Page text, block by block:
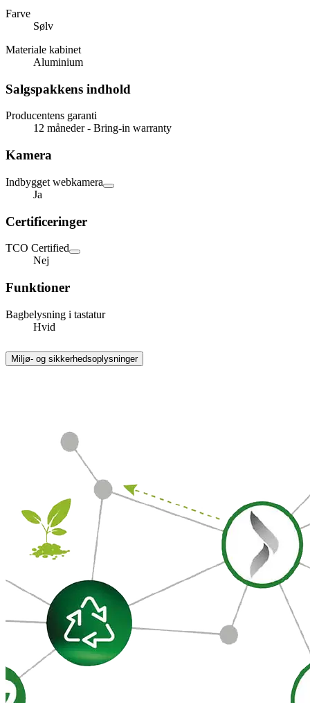
Farve
Sølv
Materiale kabinet
Aluminium
Salgspakkens indhold
Producentens garanti
12 måneder - Bring-in warranty
Kamera
Indbygget webkamera
Ja
Certificeringer
TCO Certified
Nej
Funktioner
Bagbelysning i tastatur
Hvid
Miljø- og sikkerhedsoplysninger